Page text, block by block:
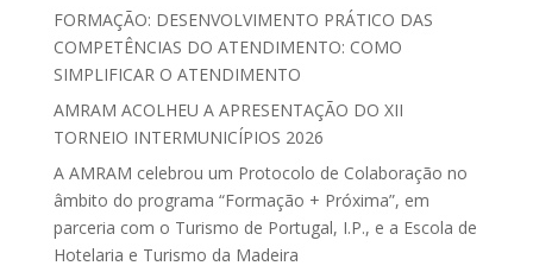
FORMAÇÃO: DESENVOLVIMENTO PRÁTICO DAS
COMPETÊNCIAS DO ATENDIMENTO: COMO
SIMPLIFICAR O ATENDIMENTO
AMRAM ACOLHEU A APRESENTAÇÃO DO XII
TORNEIO INTERMUNICÍPIOS 2026
A AMRAM celebrou um Protocolo de Colaboração no
âmbito do programa “Formação + Próxima”, em
parceria com o Turismo de Portugal, I.P., e a Escola de
Hotelaria e Turismo da Madeira